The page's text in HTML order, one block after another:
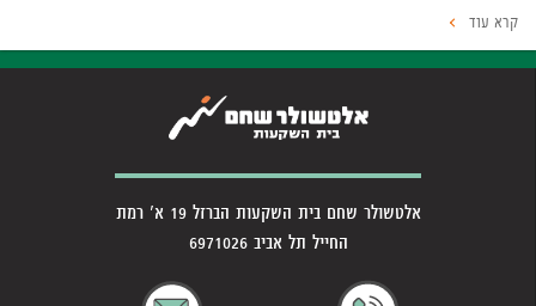
קרא עוד
אלטשולר שחם בית השקעות הברזל 19 א' רמת
החייל תל אביב 6971026